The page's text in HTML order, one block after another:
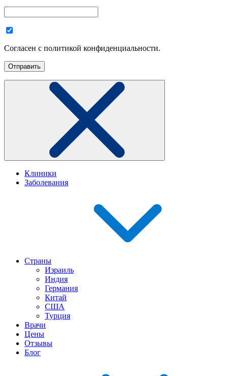
Согласен с политикой конфиденциальности.
Клиники
Заболевания
Страны
Израиль
Индия
Германия
Китай
США
Турция
Врачи
Цены
Отзывы
Блог